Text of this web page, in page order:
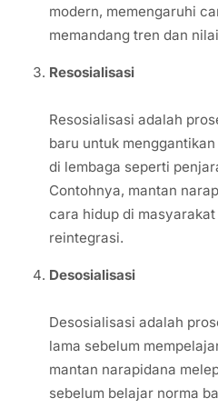
modern, memengaruhi
memandang tren dan
Resosialisasi
Resosialisasi adalah
baru untuk
di lembaga seperti
Contohnya, mantan
cara hidup di
reintegrasi.
Desosialisasi
Desosialisasi adalah
lama sebelum
mantan narapidana
sebelum belajar norma